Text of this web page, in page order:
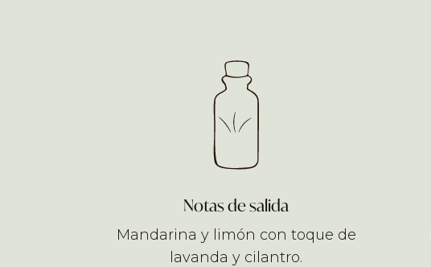
Notas de salida
Mandarina y limón con toque de
lavanda y cilantro.